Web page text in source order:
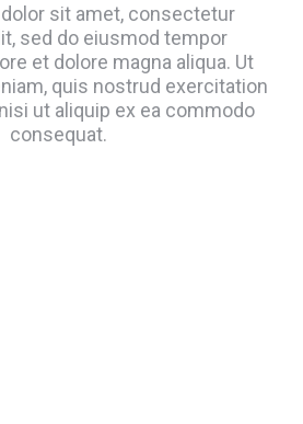
sit amet, consectetur
sed do eiusmod tempor
et dolore magna aliqua. Ut
quis nostrud exercitation
ut aliquip ex ea commodo
consequat.